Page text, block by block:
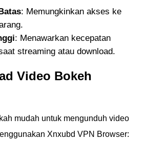
: Memungkinkan akses ke
: Menawarkan kecepatan
streaming atau download.
Video Bokeh
mudah untuk mengunduh video
Xnxubd VPN Browser: